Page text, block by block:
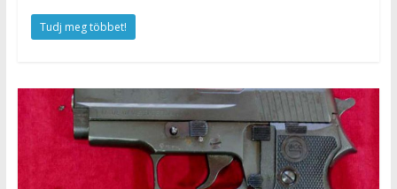
Tudj meg többet!